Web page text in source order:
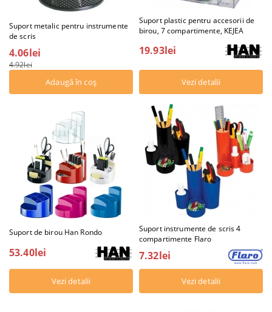
Suport metalic pentru instrumente
de scris
4.06lei
4.92lei
Suport plastic pentru accesorii de
birou, 7 compartimente, KEJEA
19.93lei
Vezi detalii
Suport de birou Han Rondo
53.40lei
Vezi detalii
Suport instrumente de scris 4
compartimente Flaro
7.32lei
Vezi detalii